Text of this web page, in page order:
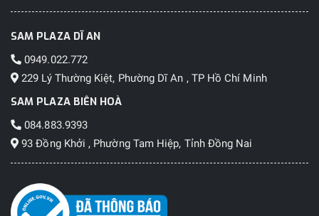
SAM PLAZA DĨ AN
0949.022.772
229 Lý Thường Kiệt, Phường Dĩ An , TP Hồ Chí Minh
SAM PLAZA BIÊN HOÀ
084.883.9393
93 Đồng Khởi , Phường Tam Hiệp, Tỉnh Đồng Nai